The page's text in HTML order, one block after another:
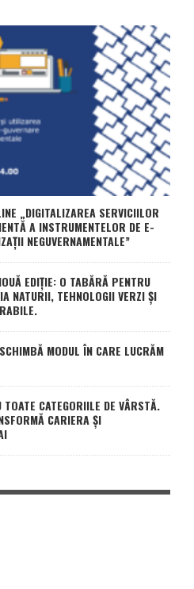
„DIGITALIZAREA SERVICIILOR
A INSTRUMENTELOR DE E-
NEGUVERNAMENTALE”
EDIȚIE: O TABĂRĂ PENTRU
NATURII, TEHNOLOGII VERZI ȘI
MODUL ÎN CARE LUCRĂM
CATEGORIILE DE VÂRSTĂ.
CARIERA ȘI